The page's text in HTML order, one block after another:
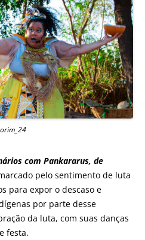
com Pankararus, de
pelo sentimento de luta
para expor o descaso e
por parte desse
da luta, com suas danças
festa.